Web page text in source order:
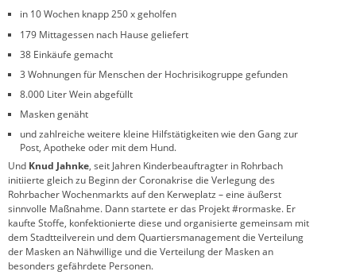
in 10 Wochen knapp 250 x geholfen
179 Mittagessen nach Hause geliefert
38 Einkäufe gemacht
3 Wohnungen für Menschen der Hochrisikogruppe gefunden
8.000 Liter Wein abgefüllt
Masken genäht
und zahlreiche weitere kleine Hilfstätigkeiten wie den Gang zur
Post, Apotheke oder mit dem Hund.
Und Knud Jahnke, seit Jahren Kinderbeauftragter in Rohrbach
initiierte gleich zu Beginn der Coronakrise die Verlegung des
Rohrbacher Wochenmarkts auf den Kerweplatz – eine äußerst
sinnvolle Maßnahme. Dann startete er das Projekt #rormaske. Er
kaufte Stoffe, konfektionierte diese und organisierte gemeinsam mit
dem Stadtteilverein und dem Quartiersmanagement die Verteilung
der Masken an Nähwillige und die Verteilung der Masken an
besonders gefährdete Personen.